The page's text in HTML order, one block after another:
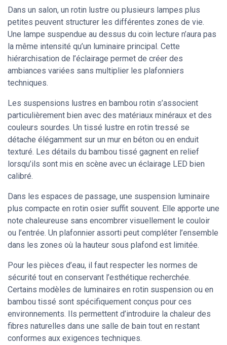
Dans un salon, un rotin lustre ou plusieurs lampes plus
petites peuvent structurer les différentes zones de vie.
Une lampe suspendue au dessus du coin lecture n’aura pas
la même intensité qu’un luminaire principal. Cette
hiérarchisation de l’éclairage permet de créer des
ambiances variées sans multiplier les plafonniers
techniques.
Les suspensions lustres en bambou rotin s’associent
particulièrement bien avec des matériaux minéraux et des
couleurs sourdes. Un tissé lustre en rotin tressé se
détache élégamment sur un mur en béton ou en enduit
texturé. Les détails du bambou tissé gagnent en relief
lorsqu’ils sont mis en scène avec un éclairage LED bien
calibré.
Dans les espaces de passage, une suspension luminaire
plus compacte en rotin osier suffit souvent. Elle apporte une
note chaleureuse sans encombrer visuellement le couloir
ou l’entrée. Un plafonnier assorti peut compléter l’ensemble
dans les zones où la hauteur sous plafond est limitée.
Pour les pièces d’eau, il faut respecter les normes de
sécurité tout en conservant l’esthétique recherchée.
Certains modèles de luminaires en rotin suspension ou en
bambou tissé sont spécifiquement conçus pour ces
environnements. Ils permettent d’introduire la chaleur des
fibres naturelles dans une salle de bain tout en restant
conformes aux exigences techniques.